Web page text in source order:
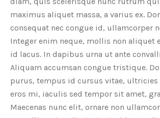
maximus aliquet massa, a varius ex.
consequat nec congue id, ullamcorper
Integer enim neque, mollis non aliquet
id lacus. In dapibus urna ut ante
Aliquam accumsan congue tristique.
purus, tempus id cursus vitae, ultricies
eros mi, iaculis sed tempor sit amet,
Maecenas nunc elit, ornare non